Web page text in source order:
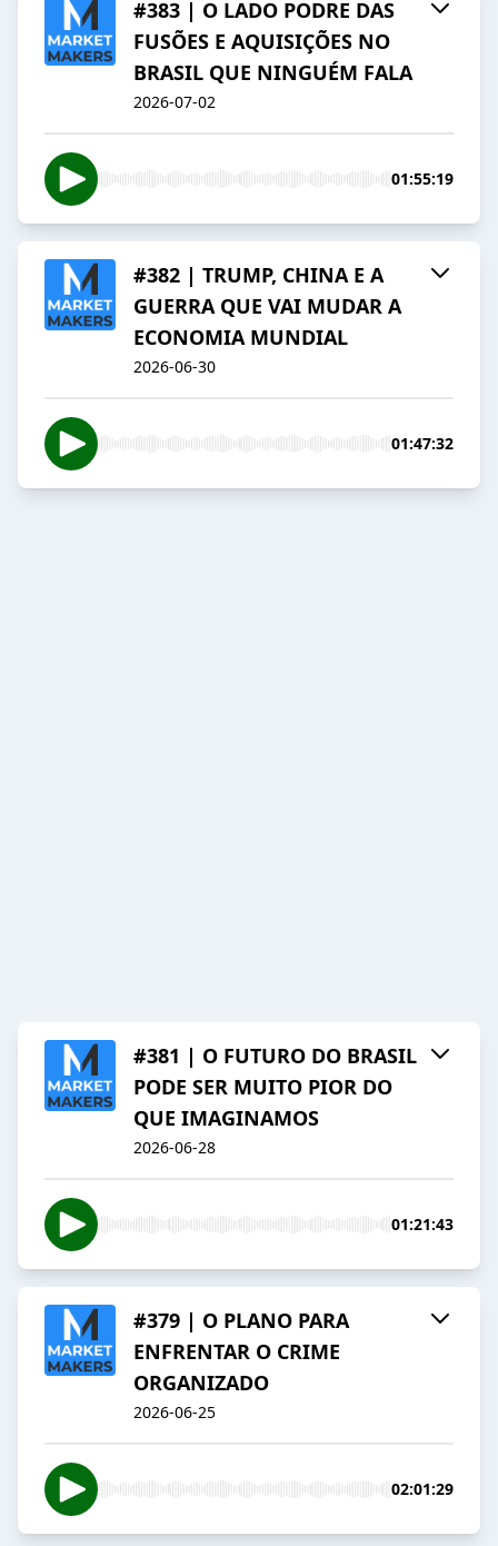
#383 | O LADO PODRE DAS
FUSÕES E AQUISIÇÕES NO
BRASIL QUE NINGUÉM FALA
2026-07-02
01:55:19
#382 | TRUMP, CHINA E A
GUERRA QUE VAI MUDAR A
ECONOMIA MUNDIAL
2026-06-30
01:47:32
#381 | O FUTURO DO BRASIL
PODE SER MUITO PIOR DO
QUE IMAGINAMOS
2026-06-28
01:21:43
#379 | O PLANO PARA
ENFRENTAR O CRIME
ORGANIZADO
2026-06-25
02:01:29